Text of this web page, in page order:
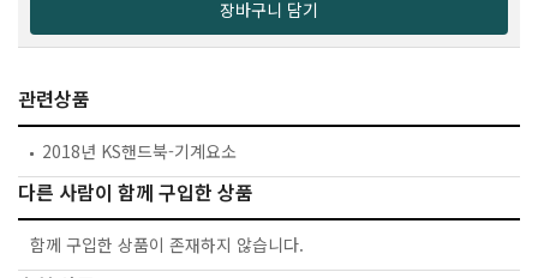
장바구니 담기
관련상품
2018년 KS핸드북-기계요소
다른 사람이 함께 구입한 상품
함께 구입한 상품이 존재하지 않습니다.